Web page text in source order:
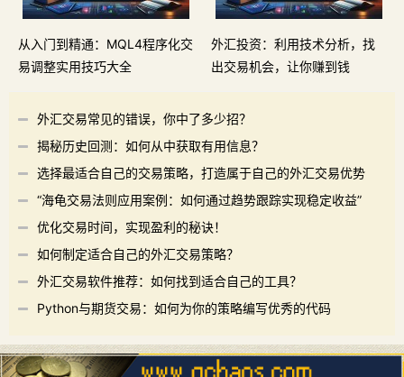
从入门到精通：MQL4程序化交
易调整实用技巧大全
外汇投资：利用技术分析，找
出交易机会，让你赚到钱
外汇交易常见的错误，你中了多少招？
揭秘历史回测：如何从中获取有用信息？
选择最适合自己的交易策略，打造属于自己的外汇交易优势
“海龟交易法则应用案例：如何通过趋势跟踪实现稳定收益”
优化交易时间，实现盈利的秘诀！
如何制定适合自己的外汇交易策略？
外汇交易软件推荐：如何找到适合自己的工具？
Python与期货交易：如何为你的策略编写优秀的代码